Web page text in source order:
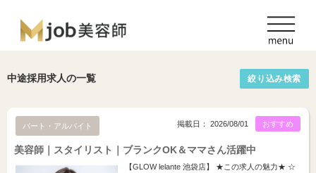
中途採用求人の一覧 絞り込み検索
パート・アルバイト おすすめ
掲載日： 2026/08/01
美容師｜スタイリスト｜ブランクOK＆ママさん活躍中
【GLOW lelante 池袋店】 ★この求人の魅力★ ☆